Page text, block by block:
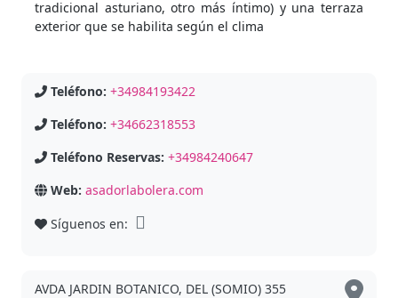
tradicional asturiano, otro más íntimo) y una terraza
exterior que se habilita según el clima
Teléfono: +34984193422
Teléfono: +34662318553
Teléfono Reservas: +34984240647
Web: asadorlabolera.com
Síguenos en:
AVDA JARDIN BOTANICO, DEL (SOMIO) 355